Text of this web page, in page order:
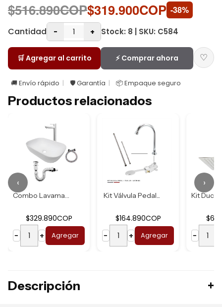
$516.890COP$319.900COP -38%
Cantidad
- + Stock: 8 | SKU: C584
🛒 Agregar al carrito ⚡ Comprar ahora ♡
🚚 Envío rápido 🛡️ Garantía 📦 Empaque seguro
Productos relacionados
Combo Lavamanos B...
$329.890COP
−
+ Agregar
Kit Válvula Pedal...
$164.890COP
−
+ Agregar
−
‹ ›
Descripción